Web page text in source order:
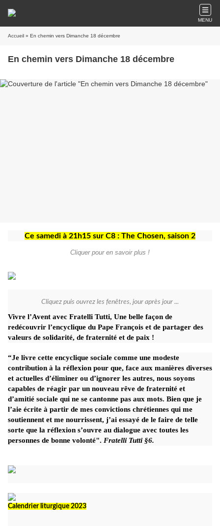
MENU
Accueil » En chemin vers Dimanche 18 décembre
En chemin vers Dimanche 18 décembre
Ce samedi à 21h15 sur C8 : The Chosen, saison 2
Cliquer pour en savoir plus !
Cliquez puis ouvrez les fenêtres, jour après jour ...
Vivre l’Avent avec Fratelli Tutti, Une belle façon de
redécouvrir l’encyclique du Pape François et de partager des
valeurs de solidarité, de fraternité et de paix !
“Je livre cette encyclique sociale comme une modeste
contribution à la réflexion pour que, face aux manières diverses
et actuelles d’éliminer ou d’ignorer les autres, nous soyons
capables de réagir par un nouveau rêve de fraternité et
d’amitié sociale qui ne se cantonne pas aux mots. Bien que je
l’aie écrite à partir de mes convictions chrétiennes qui me
soutiennent et me nourrissent, j’ai essayé de le faire de telle
sorte que la réflexion s’ouvre au dialogue avec toutes les
personnes de bonne volonté". Fratelli Tutti §6.
Calendrier liturgique 2023